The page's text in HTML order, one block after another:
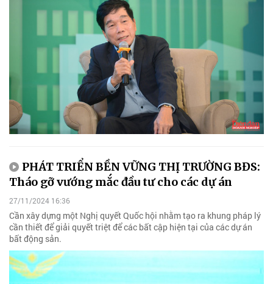
PHÁT TRIỂN BỀN VỮNG THỊ TRƯỜNG BĐS:
Tháo gỡ vướng mắc đầu tư cho các dự án
27/11/2024 16:36
Cần xây dựng một Nghị quyết Quốc hội nhằm tạo ra khung pháp lý
cần thiết để giải quyết triệt để các bất cập hiện tại của các dự án
bất động sản.